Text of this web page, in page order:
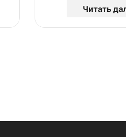
Читать